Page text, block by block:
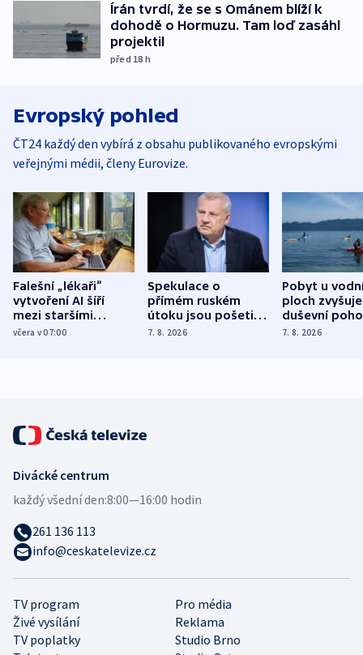
Írán tvrdí, že se s Ománem blíží k
dohodě o Hormuzu. Tam loď zasáhl
projektil
před 18 h
Evropský pohled
ČT24 každý den vybírá z obsahu publikovaného evropskými
veřejnými médii, členy Eurovize.
Falešní „lékaři“
vytvoření AI šíří
mezi staršími
Poláky nebezpečné
včera v 07:00
Spekulace o
přímém ruském
útoku jsou pošetilé,
míní estonský
7. 8. 2026
Pobyt u
ploch zvyšuje
duševní
ukázala
7. 8. 2026
TV program
Pro média
Živé vysílání
Reklama
TV poplatky
Studio Brno
Divácké centrum
každý všední den:8:00—16:00 hodin
261 136 113
info@ceskatelevize.cz